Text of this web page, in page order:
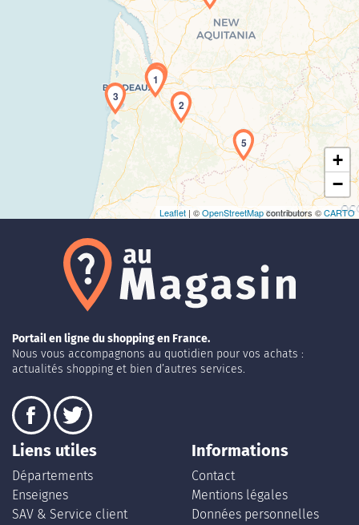
Chargement de la carte en cours...
1
2
3
5
+
−
Leaflet | ©OpenStreetMapcontributors ©CARTO
Portail en ligne du shopping en France.
Nous vous accompagnons au quotidien pour vos achats :
actualités shopping et bien d’autres services.
Liens utiles
Départements
Enseignes
SAV & Service client
Informations
Contact
Mentions légales
Données personnelles